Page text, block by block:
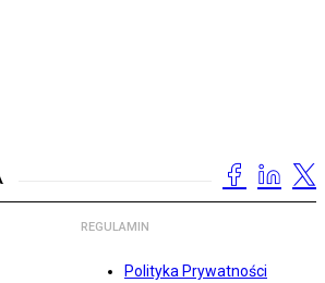
REGULAMIN
Polityka Prywatności